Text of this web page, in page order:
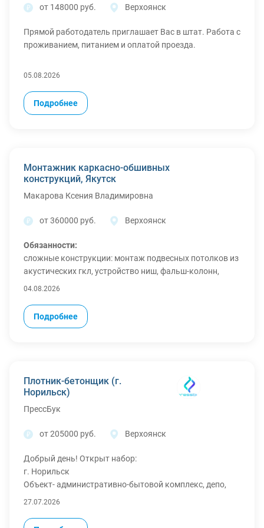
Опыт работы
от 148000 руб. Верхоянск
Прямой работодатель приглашает Вас в штат. Работа с
проживанием, питанием и оплатой проезда.
Открыта вакансия МОНТАЖНИК ЖБК, вахта с жильём
✔️ Условия, которым можно доверять:
• Медосмотр за счёт компании.
• Спецодежда и СИЗ выдаются до начала смены.
Требования:
Также, у нас действуют акции:
Подробнее
05.08.2026
Монтажник каркасно-обшивных
конструкций, Якутск
Макарова Ксения Владимировна
от 360000 руб. Верхоянск
Обязанности:
сложные конструкции: монтаж подвесных потолков из
акустических гкл, устройство ниш, фальш-колонн,
внутренних куполов и сводов.
элементов каркасов и обшивок сложных
геометрических форм, а также монтаж вентилируемых
шпаклевкой с последующей шлифовкой, установка
защитных угловых профилей.
· подготовка и планирование: изготовление шаблонов
для сложных форм, подбор материалов по проекту и
Требования:
Условия: отвечаю только на звонки!!! В заранее
благодарю
Подробнее
04.08.2026
Плотник-бетонщик (г.
Норильск)
ПрессБук
от 205000 руб. Верхоянск
Добрый день! Открыт набор:
г. Норильск
Объект- административно-бытовой комплекс, депо,
автомобильная стоянка.
27.07.2026